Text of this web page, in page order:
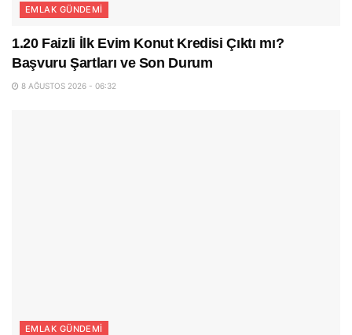
EMLAK GÜNDEMI
1.20 Faizli İlk Evim Konut Kredisi Çıktı mı?
Başvuru Şartları ve Son Durum
8 AĞUSTOS 2026 - 06:32
EMLAK GÜNDEMI